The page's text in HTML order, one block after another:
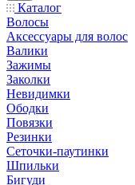
Каталог
Волосы
Аксессуары для волос
Валики
Зажимы
Заколки
Невидимки
Ободки
Повязки
Резинки
Сеточки-паутинки
Шпильки
Бигуди